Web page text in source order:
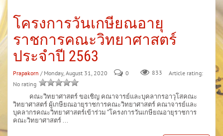
โครงการวันเกษียณอายุ
ราชการคณะวิทยาศาสตร์
ประจำปี 2563
Prapakorn / Monday, August 31, 2020 0 833
Article rating:
No rating
คณะวิทยาศาสตร์ ขอเชิญ คณาจารย์และบุคลากรอาวุโสคณะ
วิทยาศาสตร์ ผู้เกษียณอายุราชการคณะวิทยาศาสตร์ คณาจารย์และ
บุคลากรคณะวิทยาศาสตร์เข้าร่วม “โครงการวันเกษียณอายุราชการ
คณะวิทยาศาสตร์ ...